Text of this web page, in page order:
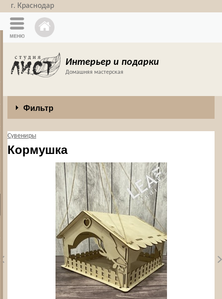
г. Краснодар
Интерьер и подарки
Домашняя мастерская
Фильтр
Сувениры
Кормушка